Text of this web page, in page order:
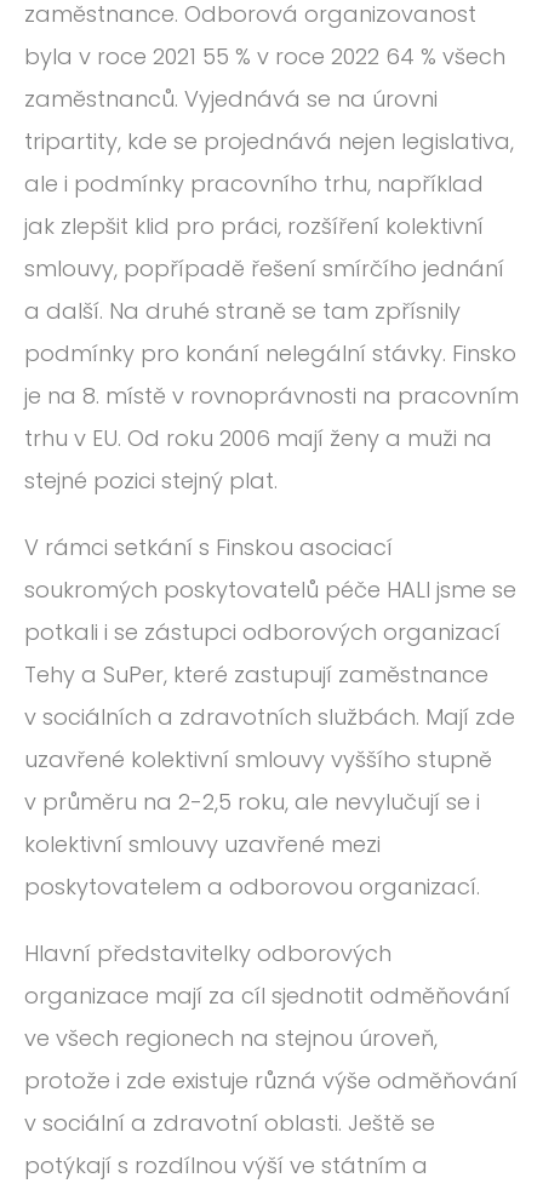
zaměstnance. Odborová organizovanost
byla v roce 2021 55 % v roce 2022 64 % všech
zaměstnanců. Vyjednává se na úrovni
tripartity, kde se projednává nejen legislativa,
ale i podmínky pracovního trhu, například
jak zlepšit klid pro práci, rozšíření kolektivní
smlouvy, popřípadě řešení smírčího jednání
a další. Na druhé straně se tam zpřísnily
podmínky pro konání nelegální stávky. Finsko
je na 8. místě v rovnoprávnosti na pracovním
trhu v EU. Od roku 2006 mají ženy a muži na
stejné pozici stejný plat.
V rámci setkání s Finskou asociací
soukromých poskytovatelů péče HALI jsme se
potkali i se zástupci odborových organizací
Tehy a SuPer, které zastupují zaměstnance
v sociálních a zdravotních službách. Mají zde
uzavřené kolektivní smlouvy vyššího stupně
v průměru na 2-2,5 roku, ale nevylučují se i
kolektivní smlouvy uzavřené mezi
poskytovatelem a odborovou organizací.
Hlavní představitelky odborových
organizace mají za cíl sjednotit odměňování
ve všech regionech na stejnou úroveň,
protože i zde existuje různá výše odměňování
v sociální a zdravotní oblasti. Ještě se
potýkají s rozdílnou výší ve státním a